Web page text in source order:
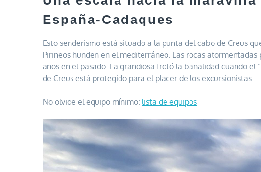
España-Cadaques
Esto senderismo está situado a la punta del cabo de Creus
Pirineos hunden en el mediterráneo. Las rocas
años en el pasado. La grandiosa frotó la banalidad cuando
de Creus está protegido para el placer de los excursionistas.
No olvide el equipo mínimo: lista de equipos